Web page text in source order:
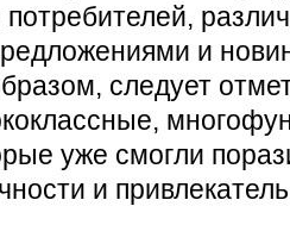
потребителей,
и
следует
уже смогли
и